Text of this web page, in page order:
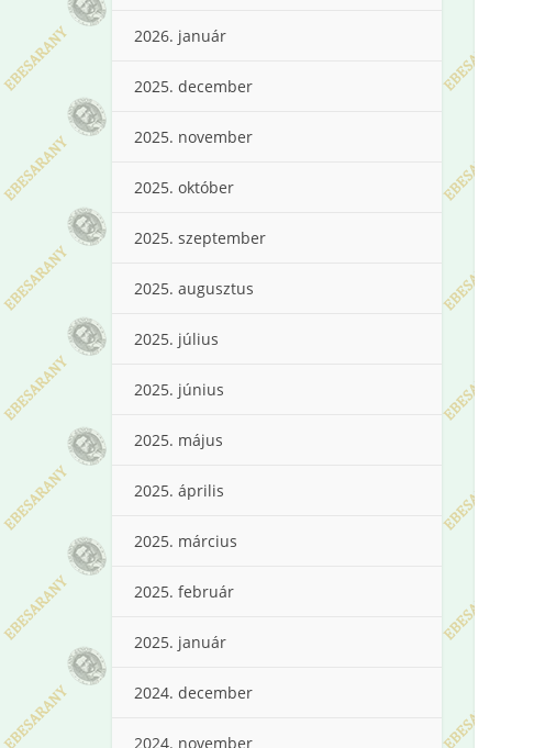
2026. január
2025. december
2025. november
2025. október
2025. szeptember
2025. augusztus
2025. július
2025. június
2025. május
2025. április
2025. március
2025. február
2025. január
2024. december
2024. november